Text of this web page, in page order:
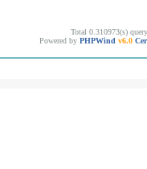
Total 0.310973(s)
Powered by PHPWind v6.0